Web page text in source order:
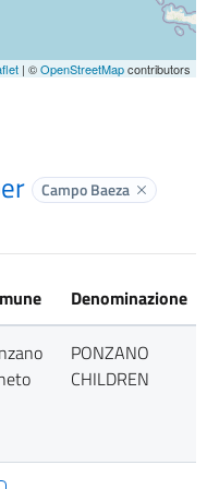
| ©OpenStreetMapcontributors
Campo BaezaElimina
Denominazione
PONZANO
CHILDREN